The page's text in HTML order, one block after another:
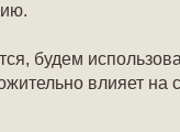
будем
влияет на